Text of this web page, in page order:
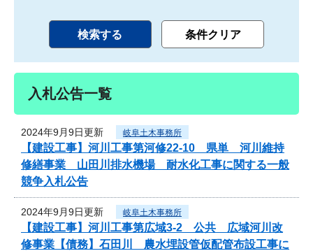
入札公告一覧
2024年9月9日更新 岐阜土木事務所
【建設工事】河川工事第河修22-10 県単 河川維持
修繕事業 山田川排水機場 耐水化工事に関する一般
競争入札公告
2024年9月9日更新 岐阜土木事務所
【建設工事】河川工事第広域3-2 公共 広域河川改
修事業【債務】石田川 農水埋設管仮配管布設工事に